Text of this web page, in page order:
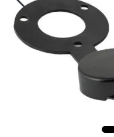
Fortøyning
Fritid/Sikkerhet
Båtpleie/Opplag